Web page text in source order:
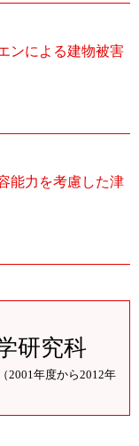
ンによる建物被害
能力を考慮した津
研究科
2001年度から2012年